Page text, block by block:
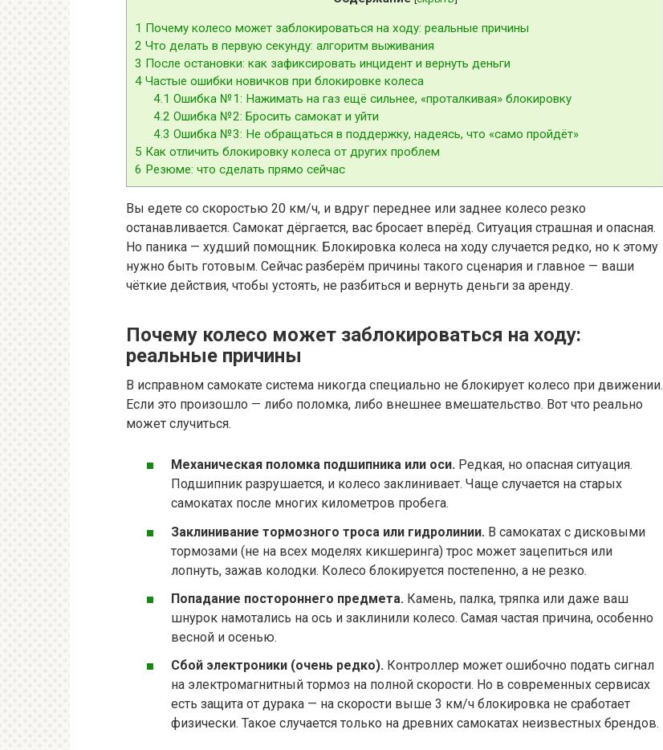
1 Почему колесо может заблокироваться на ходу: реальные причины
2 Что делать в первую секунду: алгоритм выживания
3 После остановки: как зафиксировать инцидент и вернуть деньги
4 Частые ошибки новичков при блокировке колеса
4.1 Ошибка №1: Нажимать на газ ещё сильнее, «проталкивая» блокировку
4.2 Ошибка №2: Бросить самокат и уйти
4.3 Ошибка №3: Не обращаться в поддержку, надеясь, что «само пройдёт»
5 Как отличить блокировку колеса от других проблем
6 Резюме: что сделать прямо сейчас
Вы едете со скоростью 20 км/ч, и вдруг переднее или заднее колесо резко
останавливается. Самокат дёргается, вас бросает вперёд. Ситуация страшная и опасная.
Но паника — худший помощник. Блокировка колеса на ходу случается редко, но к этому
нужно быть готовым. Сейчас разберём причины такого сценария и главное — ваши
чёткие действия, чтобы устоять, не разбиться и вернуть деньги за аренду.
Почему колесо может заблокироваться на ходу:
реальные причины
В исправном самокате система никогда специально не блокирует колесо при движении.
Если это произошло — либо поломка, либо внешнее вмешательство. Вот что реально
может случиться.
Механическая поломка подшипника или оси. Редкая, но опасная ситуация.
Подшипник разрушается, и колесо заклинивает. Чаще случается на старых
самокатах после многих километров пробега.
Заклинивание тормозного троса или гидролинии. В самокатах с дисковыми
тормозами (не на всех моделях кикшеринга) трос может зацепиться или
лопнуть, зажав колодки. Колесо блокируется постепенно, а не резко.
Попадание постороннего предмета. Камень, палка, тряпка или даже ваш
шнурок намотались на ось и заклинили колесо. Самая частая причина, особенно
весной и осенью.
Сбой электроники (очень редко). Контроллер может ошибочно подать сигнал
на электромагнитный тормоз на полной скорости. Но в современных сервисах
есть защита от дурака — на скорости выше 3 км/ч блокировка не сработает
физически. Такое случается только на древних самокатах неизвестных брендов.